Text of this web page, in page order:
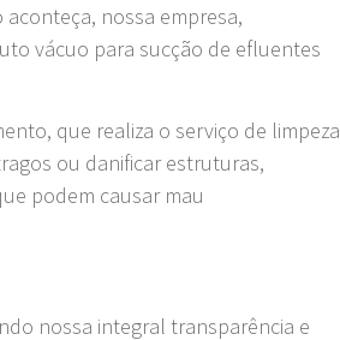
nossa empresa,
vácuo para sucção de efluentes
que realiza o serviço de limpeza
ou danificar estruturas,
podem causar mau
nossa integral transparência e